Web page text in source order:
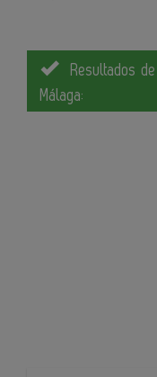
Resultados
Málaga: